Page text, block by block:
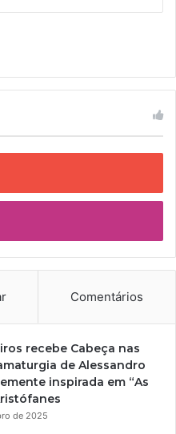
Comentários
recebe Cabeça nas
de Alessandro
inspirada em “As
de 2025